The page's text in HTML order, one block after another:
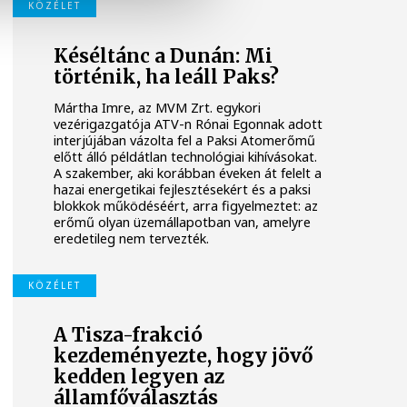
KÖZÉLET
Késéltánc a Dunán: Mi
történik, ha leáll Paks?
Mártha Imre, az MVM Zrt. egykori
vezérigazgatója ATV-n Rónai Egonnak adott
interjújában vázolta fel a Paksi Atomerőmű
előtt álló példátlan technológiai kihívásokat.
A szakember, aki korábban éveken át felelt a
hazai energetikai fejlesztésekért és a paksi
blokkok működéséért, arra figyelmeztet: az
erőmű olyan üzemállapotban van, amelyre
eredetileg nem tervezték.
KÖZÉLET
A Tisza-frakció
kezdeményezte, hogy jövő
kedden legyen az
államfőválasztás